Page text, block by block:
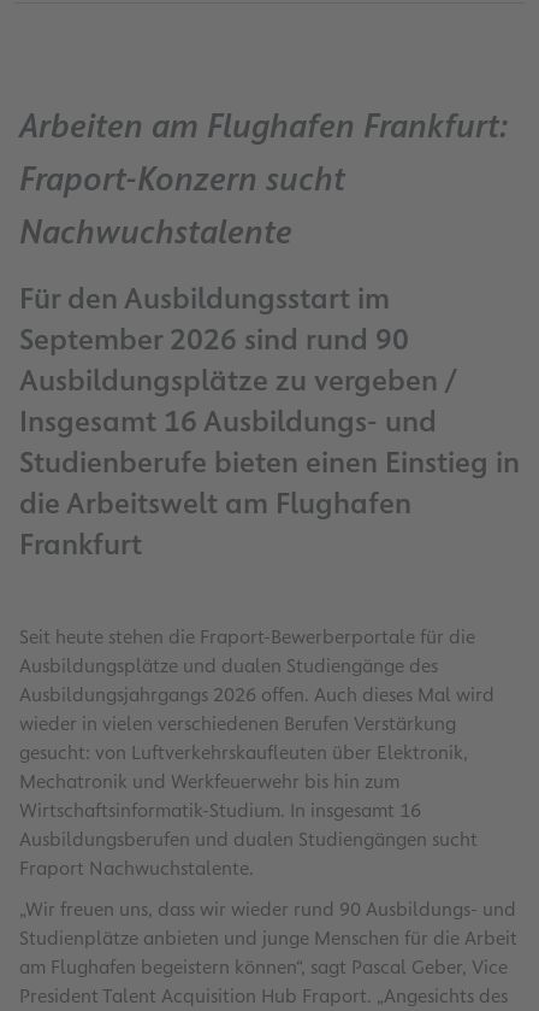
Arbeiten am Flughafen Frankfurt:
Fraport-Konzern sucht
Nachwuchstalente
Für den Ausbildungsstart im
September 2026 sind rund 90
Ausbildungsplätze zu vergeben /
Insgesamt 16 Ausbildungs- und
Studienberufe bieten einen Einstieg in
die Arbeitswelt am Flughafen
Frankfurt
Seit heute stehen die Fraport-Bewerberportale für die
Ausbildungsplätze und dualen Studiengänge des
Ausbildungsjahrgangs 2026 offen. Auch dieses Mal wird
wieder in vielen verschiedenen Berufen Verstärkung
gesucht: von Luftverkehrskaufleuten über Elektronik,
Mechatronik und Werkfeuerwehr bis hin zum
Wirtschaftsinformatik-Studium. In insgesamt 16
Ausbildungsberufen und dualen Studiengängen sucht
Fraport Nachwuchstalente.
„Wir freuen uns, dass wir wieder rund 90 Ausbildungs- und
Studienplätze anbieten und junge Menschen für die Arbeit
am Flughafen begeistern können“, sagt Pascal Geber, Vice
President Talent Acquisition Hub Fraport. „Angesichts des